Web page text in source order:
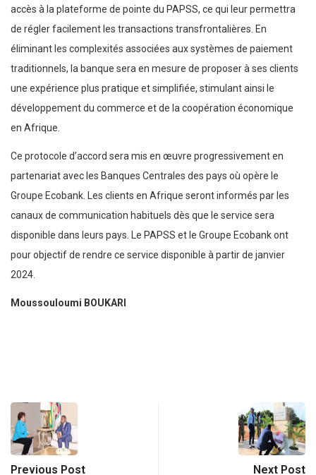
accès à la plateforme de pointe du PAPSS, ce qui leur permettra
de régler facilement les transactions transfrontalières. En
éliminant les complexités associées aux systèmes de paiement
traditionnels, la banque sera en mesure de proposer à ses clients
une expérience plus pratique et simplifiée, stimulant ainsi le
développement du commerce et de la coopération économique
en Afrique.
Ce protocole d’accord sera mis en œuvre progressivement en
partenariat avec les Banques Centrales des pays où opère le
Groupe Ecobank. Les clients en Afrique seront informés par les
canaux de communication habituels dès que le service sera
disponible dans leurs pays. Le PAPSS et le Groupe Ecobank ont
pour objectif de rendre ce service disponible à partir de janvier
2024.
Moussouloumi BOUKARI
Previous Post Next Post